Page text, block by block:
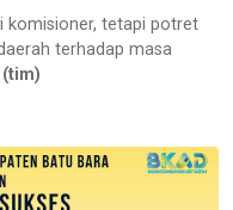
komisioner, tetapi potret
terhadap masa
(tim)